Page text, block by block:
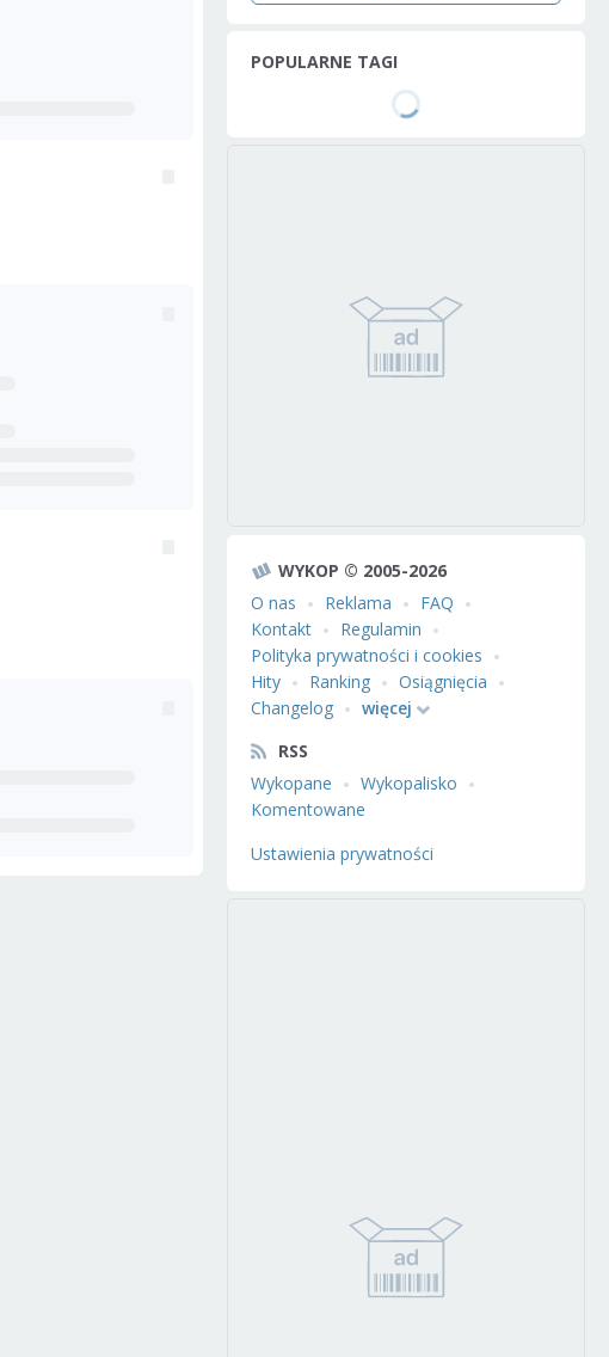
POPULARNE TAGI
WYKOP © 2005-2026
O nas
Reklama
FAQ
Kontakt
Regulamin
Polityka prywatności i cookies
Hity
Ranking
Osiągnięcia
Changelog
więcej
RSS
Wykopane
Wykopalisko
Komentowane
Ustawienia prywatności